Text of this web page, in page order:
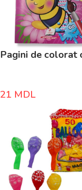
Pagini de colorat
21 MDL